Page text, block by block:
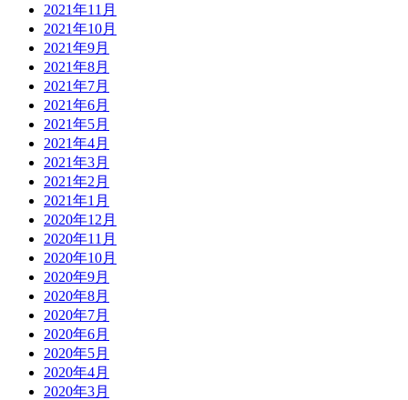
2021年11月
2021年10月
2021年9月
2021年8月
2021年7月
2021年6月
2021年5月
2021年4月
2021年3月
2021年2月
2021年1月
2020年12月
2020年11月
2020年10月
2020年9月
2020年8月
2020年7月
2020年6月
2020年5月
2020年4月
2020年3月